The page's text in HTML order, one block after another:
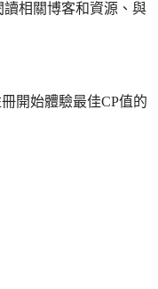
相關博客和資源、與
開始體驗最佳CP值的